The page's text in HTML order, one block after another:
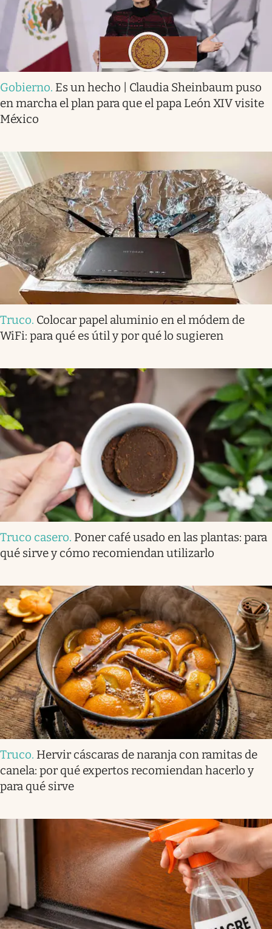
Gobierno. Es un hecho | Claudia Sheinbaum puso
en marcha el plan para que el papa León XIV visite
México
Truco. Colocar papel aluminio en el módem de
WiFi: para qué es útil y por qué lo sugieren
Truco casero. Poner café usado en las plantas: para
qué sirve y cómo recomiendan utilizarlo
Truco. Hervir cáscaras de naranja con ramitas de
canela: por qué expertos recomiendan hacerlo y
para qué sirve